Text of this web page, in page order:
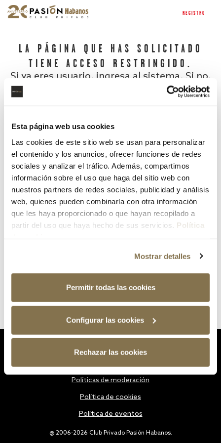
Esta página web usa cookies
Las cookies de este sitio web se usan para personalizar
el contenido y los anuncios, ofrecer funciones de redes
sociales y analizar el tráfico. Además, compartimos
información sobre el uso que haga del sitio web con
nuestros partners de redes sociales, publicidad y análisis
web, quienes pueden combinarla con otra información
que les haya proporcionado o que hayan recopilado a
partir del uso que haya hecho de sus servicios. Política
Mostrar detalles
Permitir todas las cookies
Configurar las cookies
Rechazar las cookies
REGISTRO
LA PÁGINA QUE HAS SOLICITADO
TIENE ACCESO RESTRINGIDO.
Si ya eres usuario, ingresa al sistema. Si no,
¿Has olvidado tu contraseña?
@ 2006-2026 Club Privado Pasión Habanos.
Políticas de moderación
Política de cookies
Política de eventos